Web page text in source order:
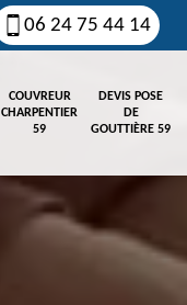
06 24 75 44 14
COUVREUR
CHARPENTIER
59
DEVIS POSE
DE
GOUTTIÈRE 59